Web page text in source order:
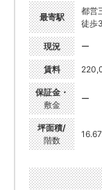
最寄駅
都営
徒歩
現況 ー
賃料
保証金・
敷金
ー
坪面積/
階数